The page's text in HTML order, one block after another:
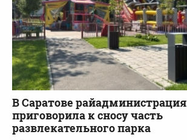
В Саратове райадминистрация
приговорила к сносу часть
развлекательного парка